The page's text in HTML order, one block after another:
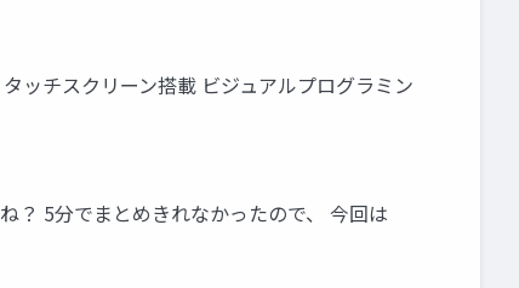
チスクリーン搭載 ビジュアルプログラミン
？ 5分でまとめきれなかったので、 今回は